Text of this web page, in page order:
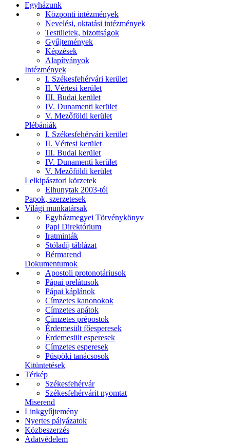
Egyházunk
Központi intézmények
Nevelési, oktatási intézmények
Testületek, bizottságok
Gyűjtemények
Képzések
Alapítványok
Intézmények
I. Székesfehérvári kerület
II. Vértesi kerület
III. Budai kerület
IV. Dunamenti kerület
V. Mezőföldi kerület
Plébániák
I. Székesfehérvári kerület
II. Vértesi kerület
III. Budai kerület
IV. Dunamenti kerület
V. Mezőföldi kerület
Lelkipásztori körzetek
Elhunytak 2003-tól
Papok, szerzetesek
Világi munkatársak
Egyházmegyei Törvénykönyv
Papi Direktórium
Iratminták
Stóladíj táblázat
Bérmarend
Dokumentumok
Apostoli protonotáriusok
Pápai prelátusok
Pápai káplánok
Címzetes kanonokok
Címzetes apátok
Címzetes prépostok
Érdemesült főesperesek
Érdemesült esperesek
Címzetes esperesek
Püspöki tanácsosok
Kitüntetések
Térkép
Székesfehérvár
Székesfehérvárit nyomtat
Miserend
Linkgyűjtemény
Nyertes pályázatok
Közbeszerzés
Adatvédelem